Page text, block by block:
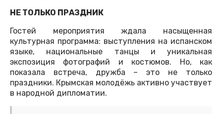
НЕ ТОЛЬКО ПРАЗДНИК
Гостей мероприятия ждала насыщенная
культурная программа: выступления на испанском
языке, национальные танцы и уникальная
экспозиция фотографий и костюмов. Но, как
показала встреча, дружба – это не только
праздники. Крымская молодёжь активно участвует
в народной дипломатии.